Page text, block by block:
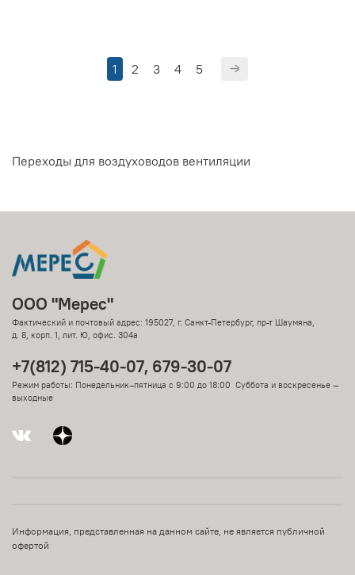
1 2 3 4 5
Переходы для воздуховодов вентиляции
ООО "Мерес"
Фактический и почтовый адрес: 195027, г. Санкт-Петербург, пр-т Шаумяна,
д. 8, корп. 1, лит. Ю, офис. 304а
+7(812) 715-40-07, 679-30-07
Режим работы: Понедельник–пятница с 9:00 до 18:00 Суббота и воскресенье —
выходные
Информация, представленная на данном сайте, не является публичной
офертой